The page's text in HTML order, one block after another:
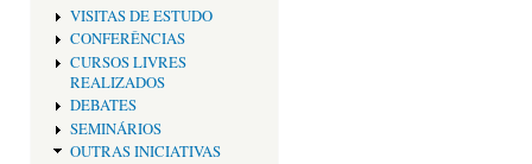
VISITAS DE ESTUDO
CONFERÊNCIAS
CURSOS LIVRES
REALIZADOS
DEBATES
SEMINÁRIOS
OUTRAS INICIATIVAS